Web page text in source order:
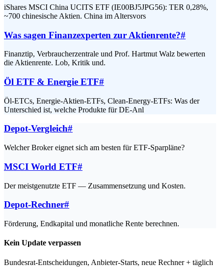
iShares MSCI China UCITS ETF (IE00BJ5JPG56): TER 0,28%,
~700 chinesische Aktien. China im Altersvors
Was sagen Finanzexperten zur Aktienrente?#
Finanztip, Verbraucherzentrale und Prof. Hartmut Walz bewerten
die Aktienrente. Lob, Kritik und.
Öl ETF & Energie ETF#
Öl-ETCs, Energie-Aktien-ETFs, Clean-Energy-ETFs: Was der
Unterschied ist, welche Produkte für DE-Anl
Depot-Vergleich#
Welcher Broker eignet sich am besten für ETF-Sparpläne?
MSCI World ETF#
Der meistgenutzte ETF — Zusammensetzung und Kosten.
Depot-Rechner#
Förderung, Endkapital und monatliche Rente berechnen.
Kein Update verpassen
Bundesrat-Entscheidungen, Anbieter-Starts, neue Rechner + täglich